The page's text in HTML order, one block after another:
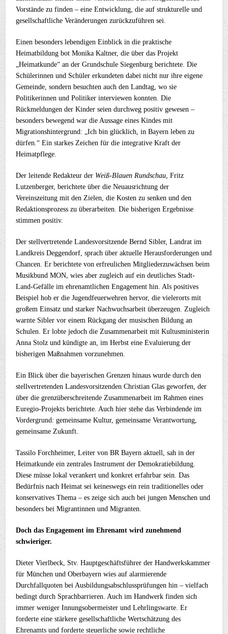
Vorstände zu finden – eine Entwicklung, die auf strukturelle und
gesellschaftliche Veränderungen zurückzuführen sei.
Einen besonders lebendigen Einblick in die praktische
Heimatbildung bot Monika Kaltner, die über das Projekt
„Heimatkunde“ an der Grundschule Siegenburg berichtete. Die
Schülerinnen und Schüler erkundeten dabei nicht nur ihre eigene
Gemeinde, sondern besuchten auch den Landtag, wo sie
Politikerinnen und Politiker interviewen konnten. Die
Rückmeldungen der Kinder seien durchweg positiv gewesen –
besonders bewegend war die Aussage eines Kindes mit
Migrationshintergrund: „Ich bin glücklich, in Bayern leben zu
dürfen.“ Ein starkes Zeichen für die integrative Kraft der
Heimatpflege.
Der leitende Redakteur der Weiß-Blauen Rundschau, Fritz
Lutzenberger, berichtete über die Neuausrichtung der
Vereinszeitung mit den Zielen, die Kosten zu senken und den
Redaktionsprozess zu überarbeiten. Die bisherigen Ergebnisse
stimmen positiv.
Der stellvertretende Landesvorsitzende Bernd Sibler, Landrat im
Landkreis Deggendorf, sprach über aktuelle Herausforderungen und
Chancen. Er berichtete von erfreulichen Mitgliederzuwächsen beim
Musikbund MON, wies aber zugleich auf ein deutliches Stadt-
Land-Gefälle im ehrenamtlichen Engagement hin. Als positives
Beispiel hob er die Jugendfeuerwehren hervor, die vielerorts mit
großem Einsatz und starker Nachwuchsarbeit überzeugen. Zugleich
warnte Sibler vor einem Rückgang der musischen Bildung an
Schulen. Er lobte jedoch die Zusammenarbeit mit Kultusministerin
Anna Stolz und kündigte an, im Herbst eine Evaluierung der
bisherigen Maßnahmen vorzunehmen.
Ein Blick über die bayerischen Grenzen hinaus wurde durch den
stellvertretenden Landesvorsitzenden Christian Glas geworfen, der
über die grenzüberschreitende Zusammenarbeit im Rahmen eines
Euregio-Projekts berichtete. Auch hier stehe das Verbindende im
Vordergrund: gemeinsame Kultur, gemeinsame Verantwortung,
gemeinsame Zukunft.
Tassilo Forchheimer, Leiter von BR Bayern aktuell, sah in der
Heimatkunde ein zentrales Instrument der Demokratiebildung.
Diese müsse lokal verankert und konkret erfahrbar sein. Das
Bedürfnis nach Heimat sei keineswegs ein rein traditionelles oder
konservatives Thema – es zeige sich auch bei jungen Menschen und
besonders bei Migrantinnen und Migranten.
Doch das Engagement im Ehrenamt wird zunehmend
schwieriger.
Dieter Vierlbeck, Stv. Hauptgeschäftsführer der Handwerkskammer
für München und Oberbayern wies auf alarmierende
Durchfallquoten bei Ausbildungsabschlussprüfungen hin – vielfach
bedingt durch Sprachbarrieren. Auch im Handwerk finden sich
immer weniger Innungsobermeister und Lehrlingswarte. Er
forderte eine stärkere gesellschaftliche Wertschätzung des
Ehrenamts und forderte steuerliche sowie rechtliche